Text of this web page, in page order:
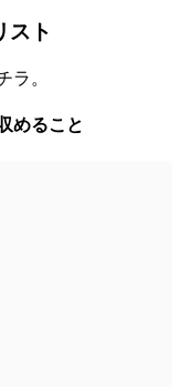
スト
ラ。
めること